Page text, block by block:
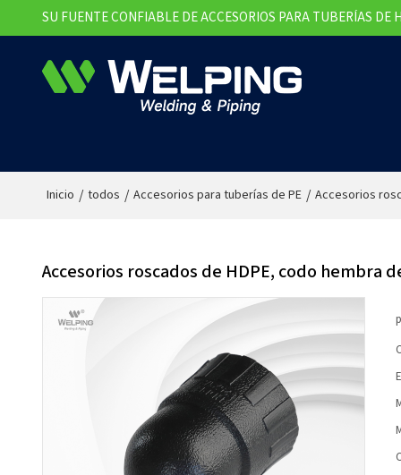
SU FUENTE CONFIABLE DE ACCESORIOS PARA TUBERÍAS DE
Inicio / todos / Accesorios para tuberías de PE / Accesorios
Accesorios roscados de HDPE, codo hembra